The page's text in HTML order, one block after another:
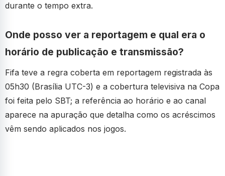
durante o tempo extra.
Onde posso ver a reportagem e qual era o
horário de publicação e transmissão?
Fifa teve a regra coberta em reportagem registrada às
05h30 (Brasília UTC-3) e a cobertura televisiva na Copa
foi feita pelo SBT; a referência ao horário e ao canal
aparece na apuração que detalha como os acréscimos
vêm sendo aplicados nos jogos.